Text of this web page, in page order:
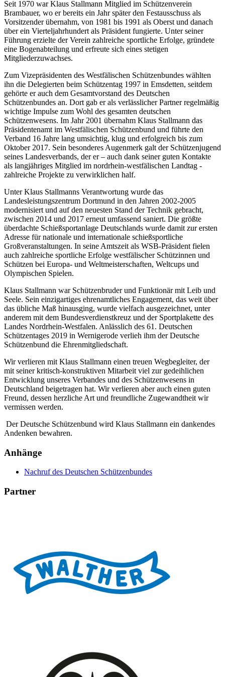
Seit 1970 war Klaus Stallmann Mitglied im Schützenverein
Brambauer, wo er bereits ein Jahr später den Festausschuss als
Vorsitzender übernahm, von 1981 bis 1991 als Oberst und danach
über ein Vierteljahrhundert als Präsident fungierte. Unter seiner
Führung erzielte der Verein zahlreiche sportliche Erfolge, gründete
eine Bogenabteilung und erfreute sich eines stetigen
Mitgliederzuwachses.
Zum Vizepräsidenten des Westfälischen Schützenbundes wählten
ihn die Delegierten beim Schützentag 1997 in Emsdetten, seitdem
gehörte er auch dem Gesamtvorstand des Deutschen
Schützenbundes an. Dort gab er als verlässlicher Partner regelmäßig
wichtige Impulse zum Wohl des gesamten deutschen
Schützenwesens. Im Jahr 2001 übernahm Klaus Stallmann das
Präsidentenamt im Westfälischen Schützenbund und führte den
Verband 16 Jahre lang umsichtig, klug und erfolgreich bis zum
Oktober 2017. Sein besonderes Augenmerk galt der Schützenjugend
seines Landesverbands, der er – auch dank seiner guten Kontakte
als langjähriges Mitglied im nordrhein-westfälischen Landtag -
zahlreiche Projekte zu verwirklichen half.
Unter Klaus Stallmanns Verantwortung wurde das
Landesleistungszentrum Dortmund in den Jahren 2002-2005
modernisiert und auf den neuesten Stand der Technik gebracht,
zwischen 2014 und 2017 erneut umfassend saniert. Die größte
überdachte Schießsportanlage Deutschlands wurde damit zur ersten
Adresse für nationale und internationale schießsportliche
Großveranstaltungen. In seine Amtszeit als WSB-Präsident fielen
auch zahlreiche sportliche Erfolge westfälischer Schützinnen und
Schützen bei Europa- und Weltmeisterschaften, Weltcups und
Olympischen Spielen.
Klaus Stallmann war Schützenbruder und Funktionär mit Leib und
Seele. Sein einzigartiges ehrenamtliches Engagement, das weit über
das übliche Maß hinausging, wurde vielfach ausgezeichnet, unter
anderem mit dem Bundesverdienstkreuz und der Sportplakette des
Landes Nordrhein-Westfalen. Anlässlich des 61. Deutschen
Schützentages 2019 in Wernigerode verlieh ihm der Deutsche
Schützenbund die Ehrenmitgliedschaft.
Wir verlieren mit Klaus Stallmann einen treuen Wegbegleiter, der
mit seiner kritisch-konstruktiven Mitarbeit viel zur gedeihlichen
Entwicklung unseres Verbandes und des Schützenwesens in
Deutschland beigetragen hat. Wir verlieren aber auch einen guten
Freund, dessen herzliche Art und freundliche Zugewandtheit wir
vermissen werden.
Der Deutsche Schützenbund wird Klaus Stallmann ein dankendes
Andenken bewahren.
Anhänge
Nachruf des Deutschen Schützenbundes
Partner